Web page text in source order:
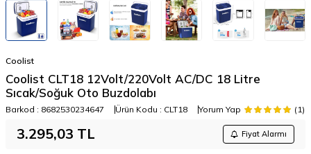
Coolist
Coolist CLT18 12Volt/220Volt AC/DC 18 Litre
Sıcak/Soğuk Oto Buzdolabı
Barkod : 8682530234647 Ürün Kodu : CLT18 Yorum Yap (1)
3.295,03 TL Fiyat Alarmı